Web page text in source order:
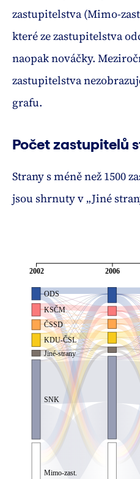
zastupitelstva (Mimo-
které ze zastupitelstva
naopak nováčky.
zastupitelstva
grafu.
Počet zastupitelů
Strany s méně než 1500
jsou shrnuty v „Jiné